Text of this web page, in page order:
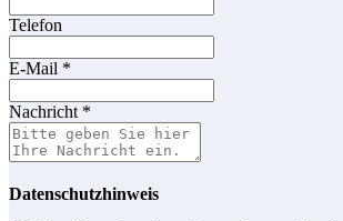
Telefon
E-Mail *
Nachricht *
Datenschutzhinweis